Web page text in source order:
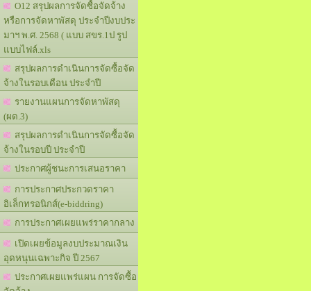
O12 สรุปผลการจัดซื้อจัดจ้าง
หรือการจัดหาพัสดุ ประจำปีงบประ
มาฯ พ.ศ. 2568 ( แบบ สขร.1ป รูป
แบบไฟล์.xls
สรุปผลการดำเนินการจัดซื้อจัด
จ้างในรอบเดือน ประจำปี
รายงานแผนการจัดหาพัสดุ
(ผด.3)
สรุปผลการดำเนินการจัดซื้อจัด
จ้างในรอบปี ประจำปี
ประกาศผู้ชนะการเสนอราคา
การประกาศประกวดราคา
อิเล็กทรอนิกส์(e-biddring)
การประกาศเผยแพร่ราคากลาง
เปิดเผยข้อมูลงบประมาณเงิน
อุดหนุนเฉพาะกิจ ปี 2567
ประกาศเผยแพร่แผน การจัดซื้อ